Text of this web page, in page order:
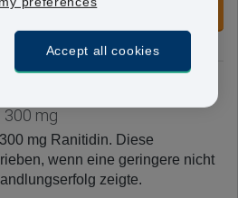
300 mg
mg Ranitidin. Diese
wenn eine geringere nicht
zeigte.
Accept all cookies